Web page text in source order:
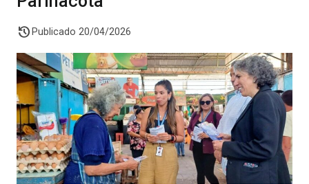
history Publicado 20/04/2026